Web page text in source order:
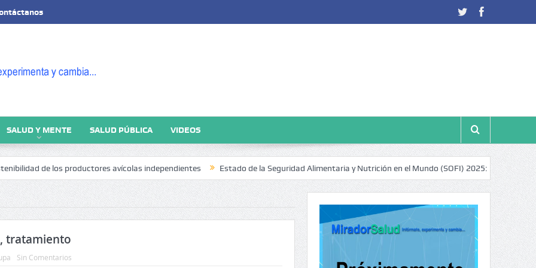
SALUD Y MENTE SALUD PÚBLICA VIDEOS
de los productores avícolas independientes Estado de la Seguridad Alimentaria y Nutrición en el Mundo (SOFI) 2025: ¿Realidad
tratamiento
Sin Comentarios